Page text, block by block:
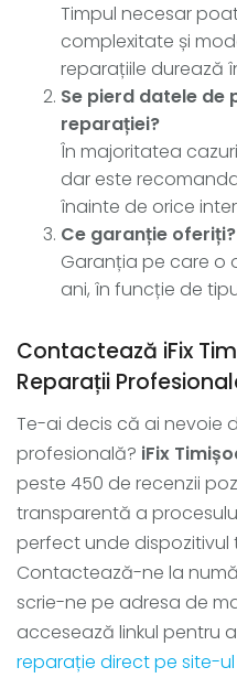
Timpul necesar
complexitate și
reparațiile durează
Se pierd datele de
reparației?
În majoritatea
dar este
înainte de orice
Ce garanție oferiți?
Garanția pe care o
ani, în funcție de
Contactează iFix
Reparații
Te-ai decis că ai nevoie
profesională? iFix
peste 450 de recenzii
transparentă a
perfect unde
Contactează-ne la
scrie-ne pe adresa de
accesează linkul pentru a
reparație direct pe site-